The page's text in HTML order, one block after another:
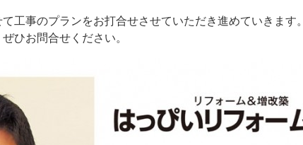
工事のプランをお打合せさせていただき進めていきます。
ひお問合せください。